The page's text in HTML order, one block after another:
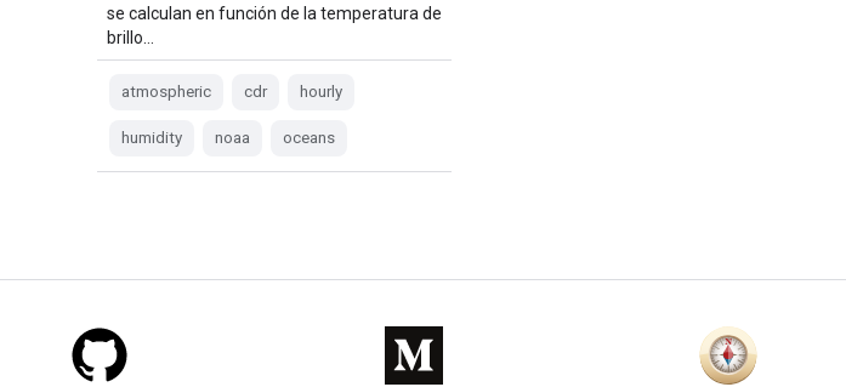
se calculan en función de la temperatura de
brillo…
atmospheric cdr hourly
humidity noaa oceans